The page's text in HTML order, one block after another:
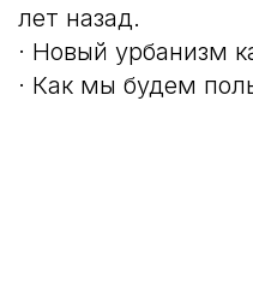
лет назад.
· Новый урбанизм
· Как мы будем